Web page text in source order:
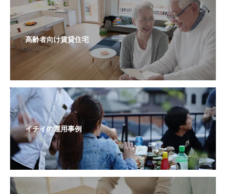
高齢者向け賃貸住宅
イチイの運用事例